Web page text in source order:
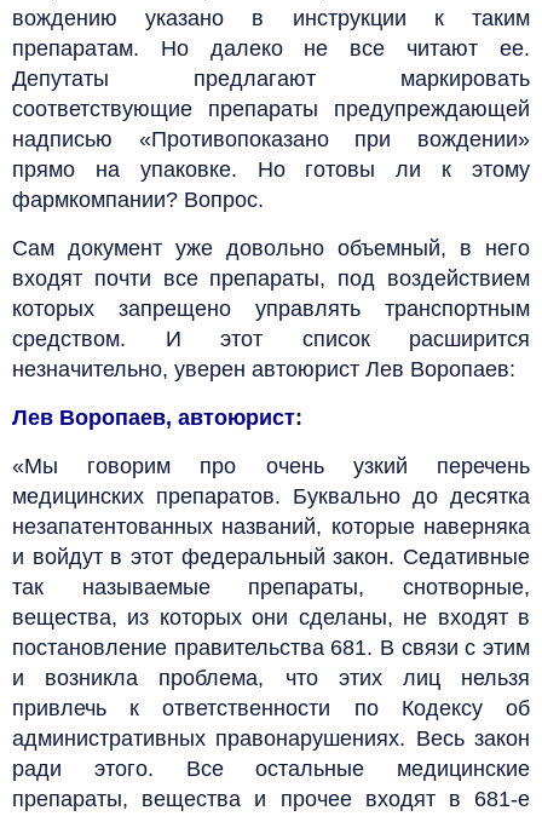
вождению указано в инструкции к таким
препаратам. Но далеко не все читают ее.
Депутаты предлагают маркировать
соответствующие препараты предупреждающей
надписью «Противопоказано при вождении»
прямо на упаковке. Но готовы ли к этому
фармкомпании? Вопрос.
Сам документ уже довольно объемный, в него
входят почти все препараты, под воздействием
которых запрещено управлять транспортным
средством. И этот список расширится
незначительно, уверен автоюрист Лев Воропаев:
Лев Воропаев, автоюрист:
«Мы говорим про очень узкий перечень
медицинских препаратов. Буквально до десятка
незапатентованных названий, которые наверняка
и войдут в этот федеральный закон. Седативные
так называемые препараты, снотворные,
вещества, из которых они сделаны, не входят в
постановление правительства 681. В связи с этим
и возникла проблема, что этих лиц нельзя
привлечь к ответственности по Кодексу об
административных правонарушениях. Весь закон
ради этого. Все остальные медицинские
препараты, вещества и прочее входят в 681-е